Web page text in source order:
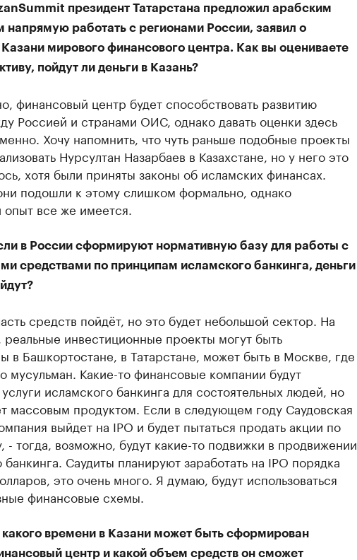
президент Татарстана предложил арабским
напрямую работать с регионами России, заявил о
мирового финансового центра. Как вы оцениваете
пойдут ли деньги в Казань?
финансовый центр будет способствовать развитию
Россией и странами ОИС, однако давать оценки здесь
Хочу напомнить, что чуть раньше подобные проекты
Нурсултан Назарбаев в Казахстане, но у него это
хотя были приняты законы об исламских финансах.
подошли к этому слишком формально, однако
опыт все же имеется.
в России сформируют нормативную базу для работы с
средствами по принципам исламского банкинга, деньги
средств пойдёт, но это будет небольшой сектор. На
реальные инвестиционные проекты могут быть
в Башкортостане, в Татарстане, может быть в Москве, где
мусульман. Какие-то финансовые компании будут
услуги исламского банкинга для состоятельных людей, но
массовым продуктом. Если в следующем году Саудовская
выйдет на IPO и будет пытаться продать акции по
- тогда, возможно, будут какие-то подвижки в продвижении
банкинга. Саудиты планируют заработать на IPO порядка
это очень много. Я думаю, будут использоваться
финансовые схемы.
какого времени в Казани может быть сформирован
центр и какой объем средств он сможет